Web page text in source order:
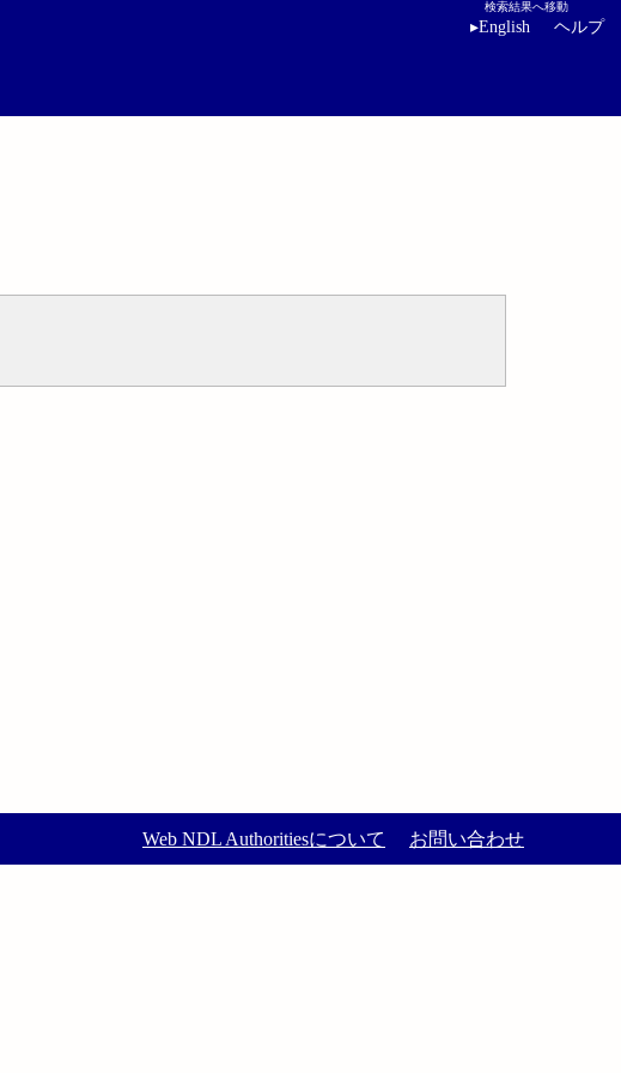
検索結果へ移動
▸English ヘルプ
Web NDL Authoritiesについて お問い合わせ